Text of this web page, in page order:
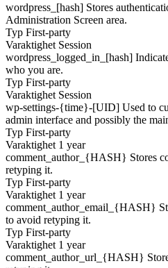
wordpress_[hash] Stores
Administration Screen area.
Typ First-party
Varaktighet Session
wordpress_logged_in_[hash]
who you are.
Typ First-party
Varaktighet Session
wp-settings-{time}-[UID] Used to
admin interface and possibly the
Typ First-party
Varaktighet 1 year
comment_author_{HASH} Stores
retyping it.
Typ First-party
Varaktighet 1 year
comment_author_email_{HASH}
to avoid retyping it.
Typ First-party
Varaktighet 1 year
comment_author_url_{HASH}